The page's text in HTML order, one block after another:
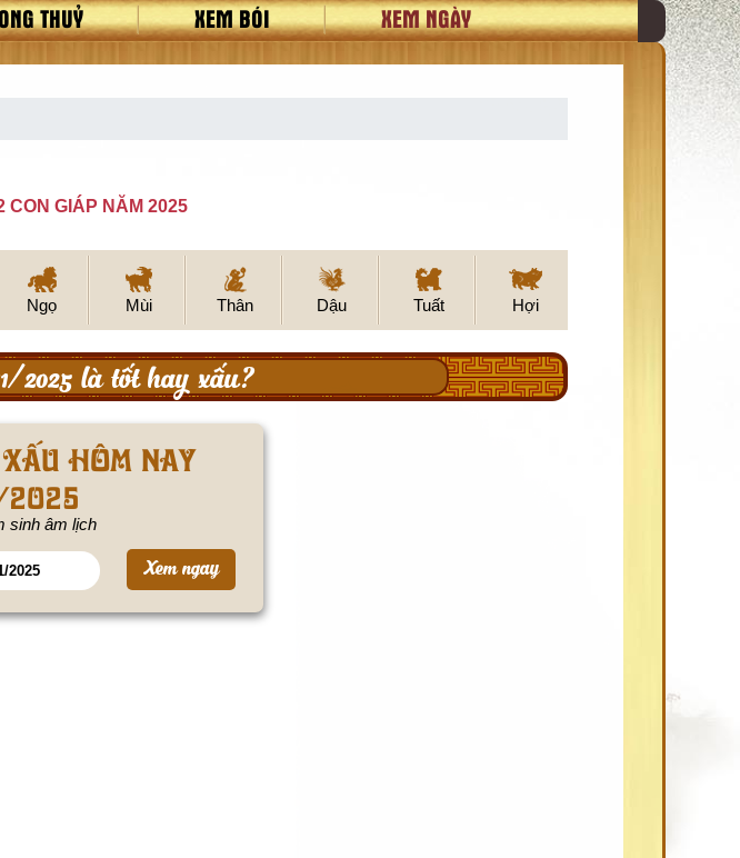
THUỶ XEM BÓI XEM NGÀY
CON GIÁP NĂM 2025
Ngọ Mùi Thân Dậu Tuất Hợi
2025 là tốt hay xấu?
hôm nay
sinh âm lịch